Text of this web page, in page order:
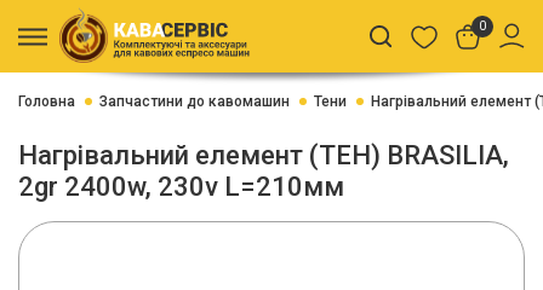
0
Головна Запчастини до кавомашин Тени Нагрівальний елемент
Нагрівальний елемент (ТЕН) BRASILIA,
2gr 2400w, 230v L=210мм